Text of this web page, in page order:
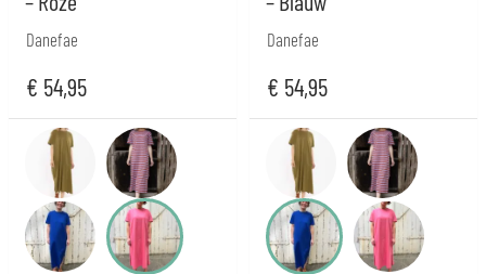
Danefae
€ 54,95
Danefae
€ 54,95